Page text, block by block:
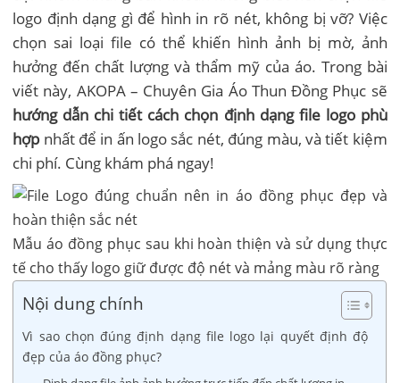
logo định dạng gì để hình in rõ nét, không bị vỡ? Việc
chọn sai loại file có thể khiến hình ảnh bị mờ, ảnh
hưởng đến chất lượng và thẩm mỹ của áo. Trong bài
viết này, AKOPA – Chuyên Gia Áo Thun Đồng Phục sẽ
hướng dẫn chi tiết cách chọn định dạng file logo phù
hợpnhất để in ấn logo sắc nét, đúng màu, và tiết kiệm
chi phí. Cùng khám phá ngay!
Mẫu áo đồng phục sau khi hoàn thiện và sử dụng thực
tế cho thấy logo giữ được độ nét và mảng màu rõ ràng
Nội dung chính
Vì sao chọn đúng định dạng file logo lại quyết định độ
đẹp của áo đồng phục?